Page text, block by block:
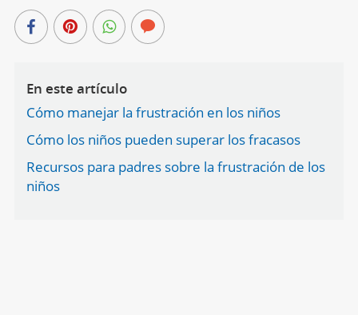
En este artículo
Cómo manejar la frustración en los niños
Cómo los niños pueden superar los fracasos
Recursos para padres sobre la frustración de los
niños